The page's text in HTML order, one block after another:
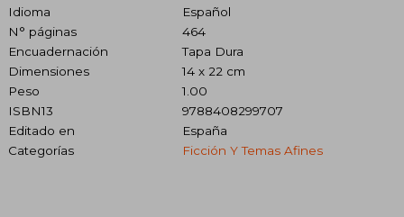
Idioma
Español
N° páginas
464
Encuadernación
Tapa Dura
Dimensiones
14 x 22 cm
Peso
1.00
ISBN13
9788408299707
Editado en
España
Categorías
Ficción Y Temas Afines